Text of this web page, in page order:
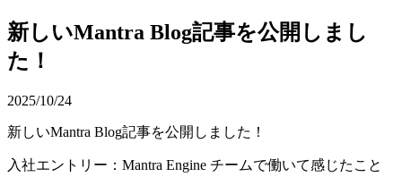
新しいMantra Blog記事を公開しまし
た！
2025/10/24
新しいMantra Blog記事を公開しました！
入社エントリー：Mantra Engine チームで働いて感じたこと